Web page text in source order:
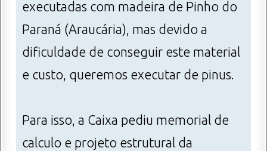
executadas com madeira de Pinho do
Paraná (Araucária), mas devido a
dificuldade de conseguir este material
e custo, queremos executar de pinus.
Para isso, a Caixa pediu memorial de
calculo e projeto estrutural da